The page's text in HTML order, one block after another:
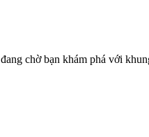
chờ bạn khám phá với